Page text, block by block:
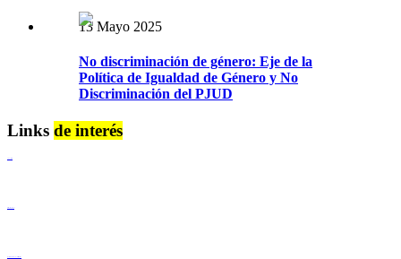
13 Mayo 2025
No discriminación de género: Eje de la
Política de Igualdad de Género y No
Discriminación del PJUD
Links de interés